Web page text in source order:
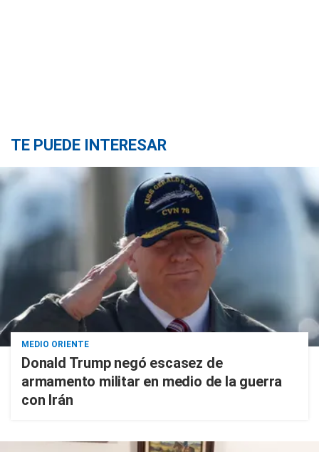
TE PUEDE INTERESAR
MEDIO ORIENTE
Donald Trump negó escasez de
armamento militar en medio de la guerra
con Irán